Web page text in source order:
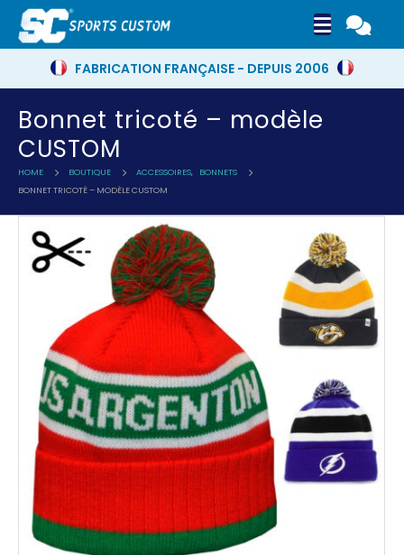
FABRICATION FRANÇAISE - DEPUIS 2006
Bonnet tricoté – modèle
CUSTOM
HOME BOUTIQUE ACCESSOIRES,
BONNETS
BONNET TRICOTÉ – MODÈLE CUSTOM